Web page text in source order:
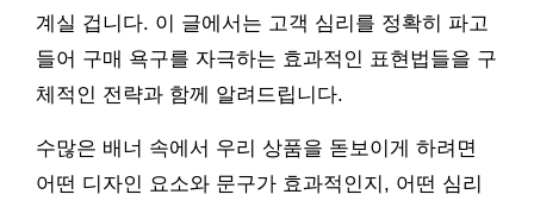
계실 겁니다. 이 글에서는 고객 심리를 정확히 파고
들어 구매 욕구를 자극하는 효과적인 표현법들을 구
체적인 전략과 함께 알려드립니다.
수많은 배너 속에서 우리 상품을 돋보이게 하려면
어떤 디자인 요소와 문구가 효과적인지, 어떤 심리